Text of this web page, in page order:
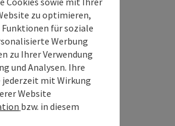
zu optimieren,
für soziale
Werbung
zu Ihrer Verwendung
und Analysen. Ihre
jederzeit mit Wirkung
Website
bzw. in diesem